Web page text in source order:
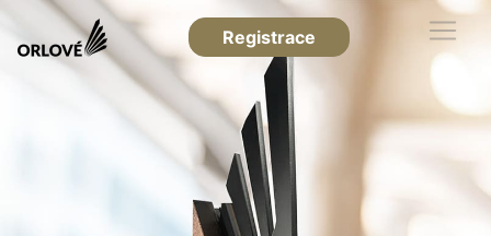
Registrace